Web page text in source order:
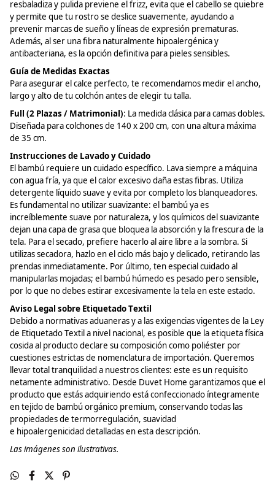
resbaladiza y pulida previene elfrizz, evita que el cabello se quiebre
y permite que tu rostro se deslice suavemente, ayudando a
prevenir marcas de sueño y líneas de expresión prematuras.
Además, al ser una fibra naturalmente hipoalergénica y
antibacteriana, es la opción definitiva para pieles sensibles.
Guía de Medidas Exactas
Para asegurar el calce perfecto, te recomendamos medir el ancho,
largo y alto de tu colchón antes de elegir tu talla.
Full (2 Plazas / Matrimonial): La medida clásica para camas dobles.
Diseñada para colchones de 140 x 200 cm, con una altura máxima
de 35 cm.
Instrucciones de Lavado y Cuidado
El bambú requiere un cuidado específico. Lava siempre a máquina
con agua fría, ya que el calor excesivo daña estas fibras. Utiliza
detergente líquido suave y evita por completo los blanqueadores.
Es fundamental no utilizar suavizante: el bambú ya es
increíblemente suave por naturaleza, y los químicos del suavizante
dejan una capa de grasa que bloquea la absorción y la frescura de la
tela. Para el secado, prefiere hacerlo al aire libre a la sombra. Si
utilizas secadora, hazlo en el ciclo más bajo y delicado, retirando las
prendas inmediatamente. Por último, ten especial cuidado al
manipularlas mojadas; el bambú húmedo es pesado pero sensible,
por lo que no debes estirar excesivamente la tela en este estado.
Aviso Legal sobre Etiquetado Textil
Debido a normativas aduaneras y a las exigencias vigentes de la Ley
de Etiquetado Textil a nivel nacional, es posible que la etiqueta física
cosida al producto declare su composición como poliéster por
cuestiones estrictas de nomenclatura de importación. Queremos
llevar total tranquilidad a nuestros clientes: este es un requisito
netamente administrativo. Desde Duvet Home garantizamos que el
producto que estás adquiriendo está confeccionado íntegramente
en tejido de bambú orgánico premium, conservando todas las
propiedades de termorregulación, suavidad
e hipoalergenicidad detalladas en esta descripción.
Lasimágenesson ilustrativas.